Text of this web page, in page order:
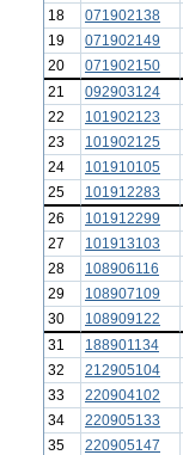
18
071902138
19
071902149
20
071902150
21
092903124
22
101902123
23
101902125
24
101910105
25
101912283
26
101912299
27
101913103
28
108906116
29
108907109
30
108909122
31
188901134
32
212905104
33
220904102
34
220905133
35
220905147